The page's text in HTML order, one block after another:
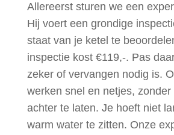
Allereerst sturen we een
Hij voert een grondige
staat van je ketel te
inspectie kost €119,-. Pas
zeker of vervangen nodig is.
werken snel en netjes, zonder
achter te laten. Je hoeft niet
warm water te zitten. Onze